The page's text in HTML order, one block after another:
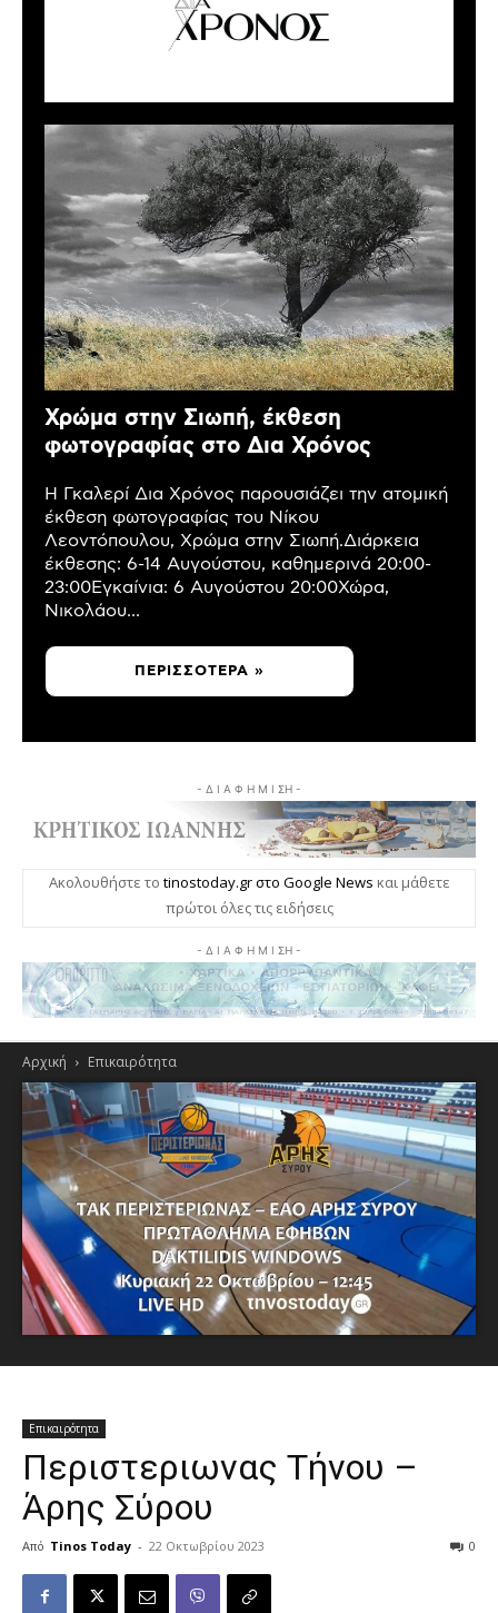
Χρώμα στην Σιωπή, έκθεση
φωτογραφίας στο Δια Χρόνος
Η Γκαλερί Δια Χρόνος παρουσιάζει την ατομική
έκθεση φωτογραφίας του Νίκου
Λεοντόπουλου, Χρώμα στην Σιωπή.Διάρκεια
έκθεσης: 6-14 Αυγούστου, καθημερινά 20:00-
23:00Εγκαίνια: 6 Αυγούστου 20:00Χώρα,
Νικολάου...
ΠΕΡΙΣΣΌΤΕΡΑ »
- Δ Ι Α Φ Η Μ Ι ΣΗ -
Ακολουθήστε το tinostoday.gr στο Google News και μάθετε
πρώτοι όλες τις ειδήσεις
- Δ Ι Α Φ Η Μ Ι ΣΗ -